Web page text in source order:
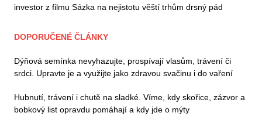
investor z filmu Sázka na nejistotu věští trhům drsný pád
DOPORUČENÉ ČLÁNKY
Dýňová semínka nevyhazujte, prospívají vlasům, trávení či
srdci. Upravte je a využijte jako zdravou svačinu i do vaření
Hubnutí, trávení i chutě na sladké. Víme, kdy skořice, zázvor a
bobkový list opravdu pomáhají a kdy jde o mýty